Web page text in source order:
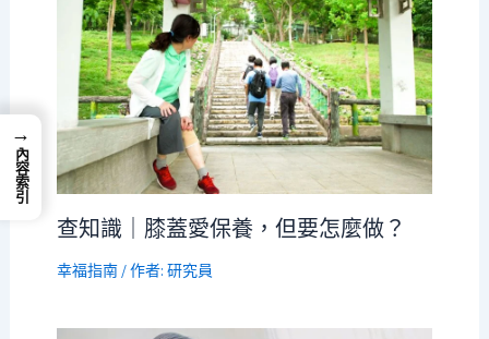
查知識｜膝蓋愛保養，但要怎麼做？
幸福指南/ 作者: 研究員
→
內容索引